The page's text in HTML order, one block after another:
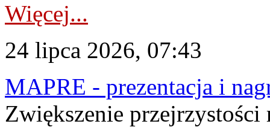
Więcej...
24 lipca 2026, 07:43
MAPRE - prezentacja i
Zwiększenie